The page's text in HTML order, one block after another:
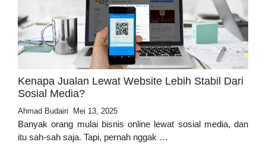
Kenapa Jualan Lewat Website Lebih Stabil Dari
Sosial Media?
Ahmad Budairi Mei 13, 2025
Banyak orang mulai bisnis online lewat sosial media, dan
itu sah-sah saja. Tapi, pernah nggak …